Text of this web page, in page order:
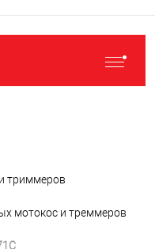
триммеров
мотокос и треммеров